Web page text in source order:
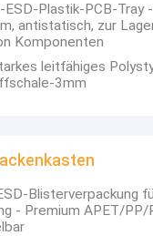
Plastik-PCB-Tray -
antistatisch, zur
Komponenten
leitfähiges
3mm
Blisterverpackung
- Premium APET/PP/
Co., LTD.Wir sind
mit über 30
in China.Thailand
Produktion, Fertigung,